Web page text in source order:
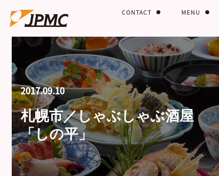
MENU
CONTACT
2017.09.10
札幌市／しゃぶしゃぶ酒屋
「しの平」